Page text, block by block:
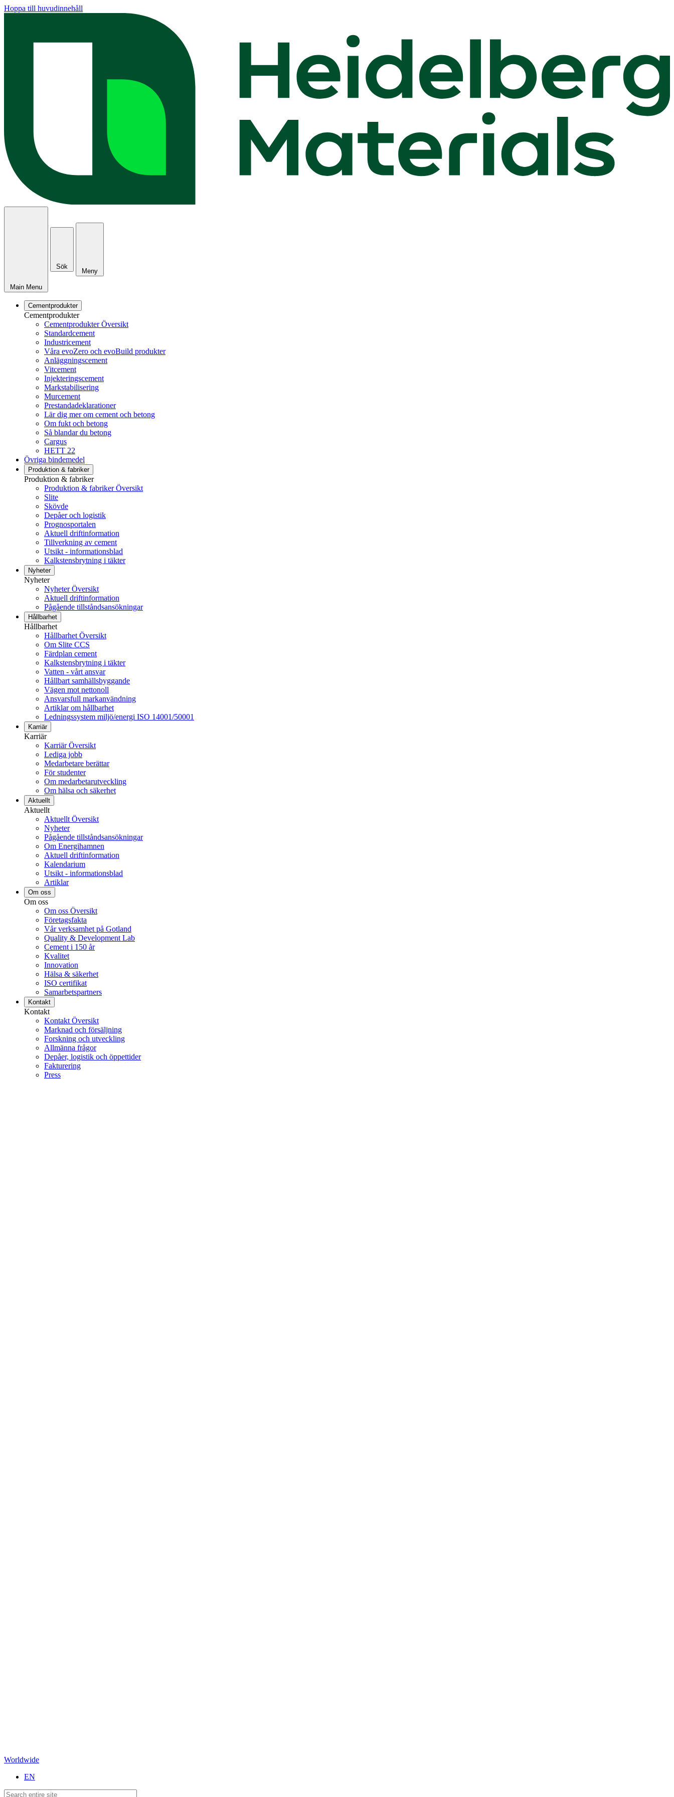
Hoppa till huvudinnehåll
Main Menu
Sök
Meny
Cementprodukter
Cementprodukter
Cementprodukter Översikt
Standardcement
Industricement
Våra evoZero och evoBuild produkter
Anläggningscement
Vitcement
Injekteringscement
Markstabilisering
Murcement
Prestandadeklarationer
Lär dig mer om cement och betong
Om fukt och betong
Så blandar du betong
Cargus
HETT 22
Övriga bindemedel
Produktion & fabriker
Produktion & fabriker
Produktion & fabriker Översikt
Slite
Skövde
Depåer och logistik
Prognosportalen
Aktuell driftinformation
Tillverkning av cement
Utsikt - informationsblad
Kalkstensbrytning i täkter
Nyheter
Nyheter
Nyheter Översikt
Aktuell driftinformation
Pågående tillståndsansökningar
Hållbarhet
Hållbarhet
Hållbarhet Översikt
Om Slite CCS
Färdplan cement
Kalkstensbrytning i täkter
Vatten - vårt ansvar
Hållbart samhällsbyggande
Vägen mot nettonoll
Ansvarsfull markanvändning
Artiklar om hållbarhet
Ledningssystem miljö/energi ISO 14001/50001
Karriär
Karriär
Karriär Översikt
Lediga jobb
Medarbetare berättar
För studenter
Om medarbetarutveckling
Om hälsa och säkerhet
Aktuellt
Aktuellt
Aktuellt Översikt
Nyheter
Pågående tillståndsansökningar
Om Energihamnen
Aktuell driftinformation
Kalendarium
Utsikt - informationsblad
Artiklar
Om oss
Om oss
Om oss Översikt
Företagsfakta
Vår verksamhet på Gotland
Quality & Development Lab
Cement i 150 år
Kvalitet
Innovation
Hälsa & säkerhet
ISO certifikat
Samarbetspartners
Kontakt
Kontakt
Kontakt Översikt
Marknad och försäljning
Forskning och utveckling
Allmänna frågor
Depåer, logistik och öppettider
Fakturering
Press
Worldwide
EN